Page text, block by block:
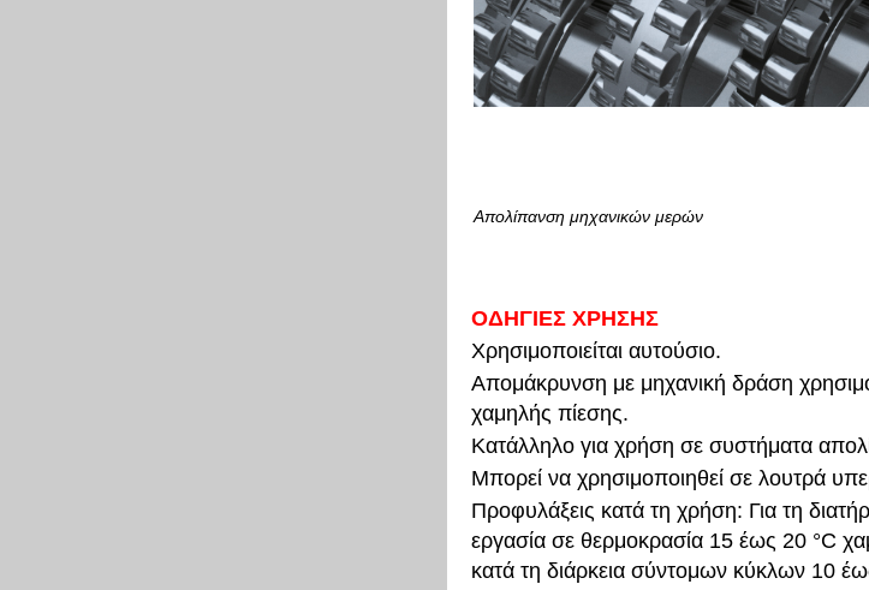
Απολίπανση μηχανικών μερών
ΟΔΗΓΙΕΣ ΧΡΗΣΗΣ
Χρησιμοποιείται αυτούσιο.
Απομάκρυνση με μηχανική δράση
χαμηλής πίεσης.
Κατάλληλο για χρήση σε συστήματα
Μπορεί να χρησιμοποιηθεί σε λουτρά
Προφυλάξεις κατά τη χρήση: Για τη
εργασία σε θερμοκρασία 15 έως 20 °C
κατά τη διάρκεια σύντομων κύκλων 10